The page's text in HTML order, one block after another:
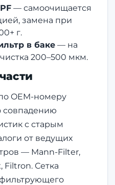
— самоочищается
замена при
г.
в баке— на
200–500 мкм.
OEM-номеру
совпадению
с старым
от ведущих
— Mann-Filter,
Filtron. Сетка